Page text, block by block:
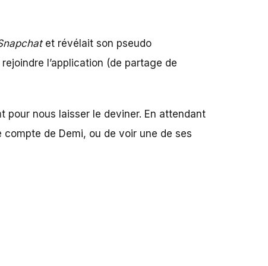
et révélait son pseudo
l’application (de partage de
pour nous laisser le deviner. En attendant
de Demi, ou de voir une de ses